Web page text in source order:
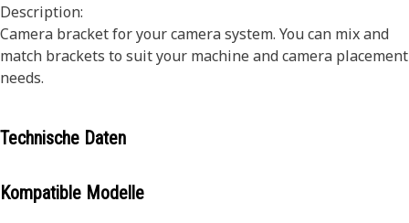
Description:
Camera bracket for your camera system. You can mix and
match brackets to suit your machine and camera placement
needs.
Technische Daten
Kompatible Modelle